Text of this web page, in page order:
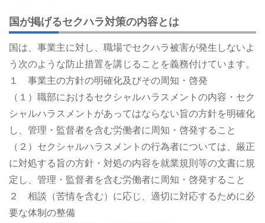
国が掲げるセクハラ対策の内容とは
国は、事業主に対し、職場でセクハラ被害が発生しないよ
う次のような防止措置を講じることを義務付けています。
１ 事業主の方針の明確化及びその周知・啓発
（１）職部におけるセクシャルハラスメントの内容・セク
シャルハラスメントがあってはならない旨の方針を明確化
し、管理・監督者を含む労働者に周知・啓発すること
（２）セクシャルハラスメントの行為者については、厳正
に対処する旨の方針・対処の内容を就業規則等の文書に規
定し、管理・監督者を含む労働者に周知・啓発すること
２ 相談（苦情を含む）に応じ、適切に対応するために必
要な体制の整備